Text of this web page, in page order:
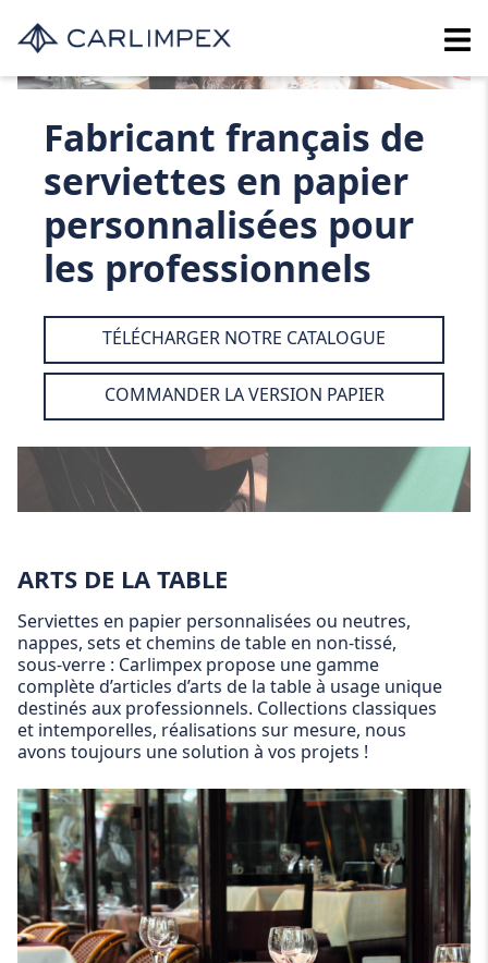
Fabricant français de
serviettes en papier
personnalisées pour
les professionnels
TÉLÉCHARGER NOTRE CATALOGUE
COMMANDER LA VERSION PAPIER
ARTS DE LA TABLE
Serviettes en papier personnalisées ou neutres,
nappes, sets et chemins de table en non-tissé,
sous-verre : Carlimpex propose une gamme
complète d’articles d’arts de la table à usage unique
destinés aux professionnels. Collections classiques
et intemporelles, réalisations sur mesure, nous
avons toujours une solution à vos projets !